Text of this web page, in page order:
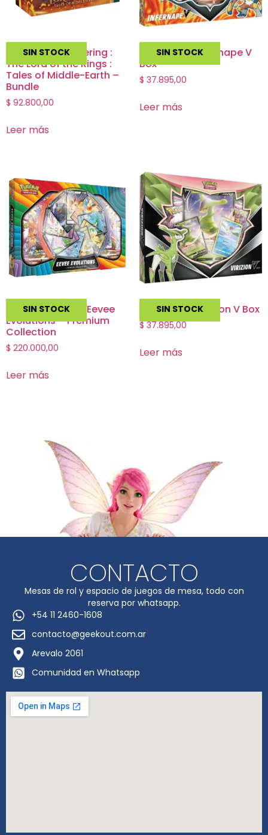
SIN STOCK
Magic The Gathering :
The Lord of the Rings :
Tales of Middle-Earth –
Bundle
$ 92.800,00
Leer más
SIN STOCK
Pokemon – Infernape V
Box
$ 37.895,00
Leer más
SIN STOCK
Pokemon TCG – Eevee
Evolutions – Premium
Collection
$ 220.000,00
Leer más
SIN STOCK
Pokemon – Virizion V Box
$37.895,00
Leer más
CONTACTO
Mesas de rol y espacio de juegos de mesa, todo con
reserva por whatsapp.
+54 11 2460-1608
contacto@geekout.com.ar
Arevalo 2061
Comunidad en Whatsapp